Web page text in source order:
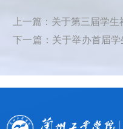
上一篇：关于第三届学
下一篇：关于举办首届